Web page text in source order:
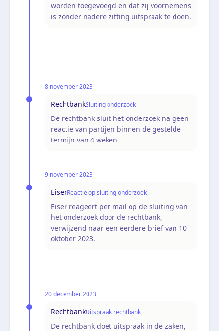
worden toegevoegd en dat zij voornemens
is zonder nadere zitting uitspraak te doen.
8 november 2023
RechtbankSluiting onderzoek
De rechtbank sluit het onderzoek na geen
reactie van partijen binnen de gestelde
termijn van 4 weken.
9 november 2023
EiserReactie op sluiting onderzoek
Eiser reageert per mail op de sluiting van
het onderzoek door de rechtbank,
verwijzend naar een eerdere brief van 10
oktober 2023.
20 december 2023
RechtbankUitspraak rechtbank
De rechtbank doet uitspraak in de zaken,